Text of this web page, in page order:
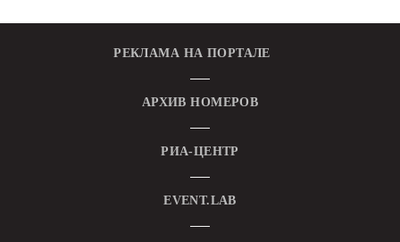
РЕКЛАМА НА ПОРТАЛЕ
АРХИВ НОМЕРОВ
РИА-ЦЕНТР
EVENT.LAB